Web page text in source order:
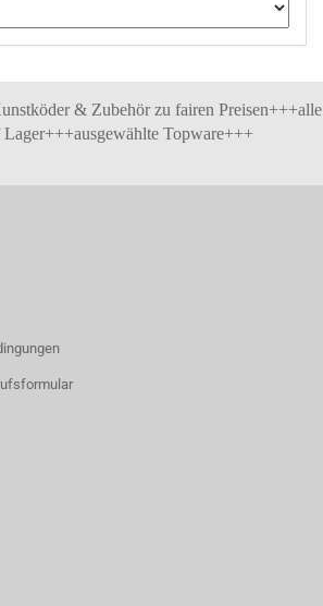
& Zubehör zu fairen Preisen+++alle
Topware+++